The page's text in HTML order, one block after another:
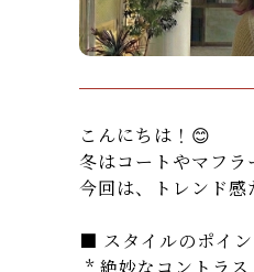
こんにちは！😊
冬はコートやマフ
今回は、トレンド
■ スタイルのポイン